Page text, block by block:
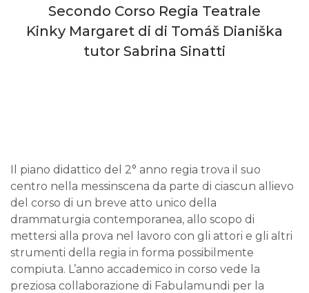
Secondo Corso Regia Teatrale
Kinky Margaret di di Tomáš Dianiška
tutor Sabrina Sinatti
Il piano didattico del 2° anno regia trova il suo
centro nella messinscena da parte di ciascun allievo
del corso di un breve atto unico della
drammaturgia contemporanea, allo scopo di
mettersi alla prova nel lavoro con gli attori e gli altri
strumenti della regia in forma possibilmente
compiuta. L’anno accademico in corso vede la
preziosa collaborazione di Fabulamundi per la